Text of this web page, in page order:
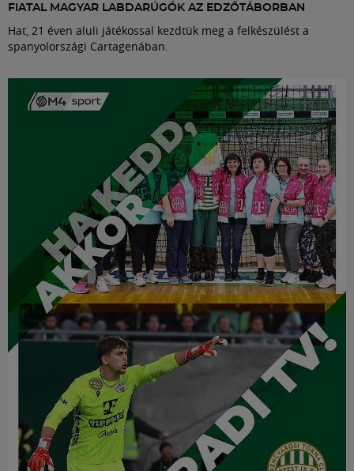
FIATAL MAGYAR LABDARÚGÓK AZ EDZŐTÁBORBAN
Hat, 21 éven aluli játékossal kezdtük meg a felkészülést a
spanyolországi Cartagenában.